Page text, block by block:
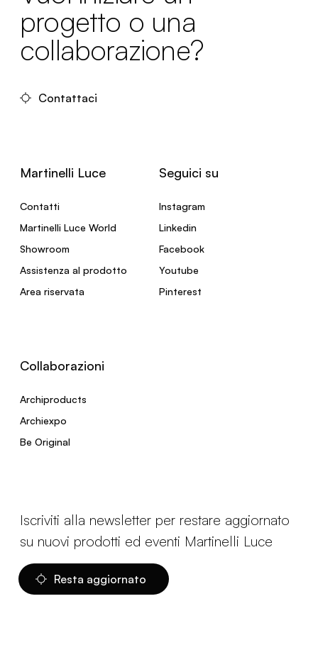
progetto o una
collaborazione?
Contattaci
Martinelli Luce
Contatti
Martinelli Luce World
Showroom
Assistenza al prodotto
Area riservata
Seguici su
Instagram
Linkedin
Facebook
Youtube
Pinterest
Collaborazioni
Archiproducts
Archiexpo
Be Original
Iscriviti alla newsletter per restare aggiornato
su nuovi prodotti ed eventi Martinelli Luce
Resta aggiornato